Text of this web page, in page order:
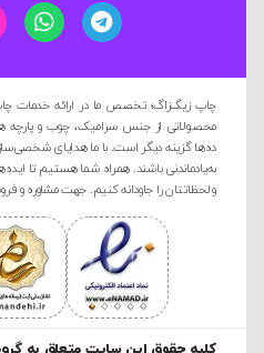
چاپ زیگ‌زاگ؛ تخصص ما در ارائه خدمات
محصولاتی از جنس سرامیک، چوب و پارچه
ده‌ها گزینه دیگر است. با ما هدایای
به‌یادماندنی باشند. همراه شما هستیم تا
و لحظاتتان را جاودانه کنیم. جهت مشاوره و